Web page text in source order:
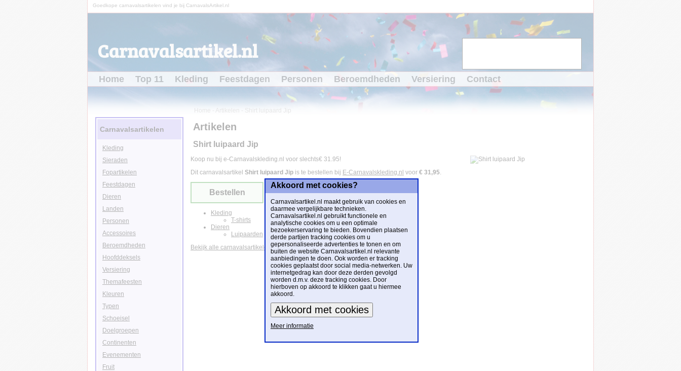
Goedkope carnavalsartikelen vind je bij CarnavalsArtikel.nl
Carnavalsartikel.nl
Home Top 11 Kleding Feestdagen Personen Beroemdheden Versiering Contact
Home Artikelen
Artikelen
Shirt luipaard Jip
Koop nu bij e-Carnavalskleding.nl voor slechts€ 31.95!
Dit carnavalsartikel Shirt luipaard Jip is te bestellen bij E-Carnavalskleding.nl voor € 31,95.
Bestellen
Kleding
T-shirts
Dieren
Luipaarden
Bekijk alle carnavalsartikelen
Carnavalsartikelen
Kleding
Sieraden
Fopartikelen
Feestdagen
Dieren
Landen
Personen
Accessoires
Beroemdheden
Hoofddeksels
Versiering
Themafeesten
Kleuren
Typen
Schoeisel
Doelgroepen
Continenten
Evenementen
Fruit
Akkoord met cookies?
Carnavalsartikel.nl maakt gebruik van cookies en
daarmee vergelijkbare technieken.
Carnavalsartikel.nl gebruikt functionele en
analytische cookies om u een optimale
bezoekerservaring te bieden. Bovendien plaatsen
derde partijen tracking cookies om u
gepersonaliseerde advertenties te tonen en om
buiten de website Carnavalsartikel.nl relevante
aanbiedingen te doen. Ook worden er tracking
cookies geplaatst door social media-netwerken. Uw
internetgedrag kan door deze derden gevolgd
worden d.m.v. deze tracking cookies. Door
hierboven op akkoord te klikken gaat u hiermee
akkoord.
Meer informatie